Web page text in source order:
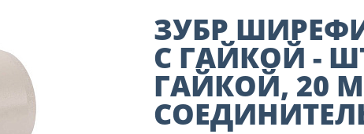
ЗУБР
С ГАЙКОЙ -
ГАЙКОЙ, 20